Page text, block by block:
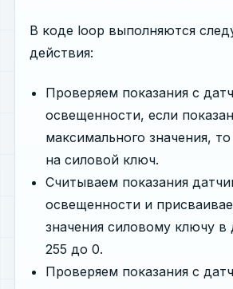
В коде loop выполняются
действия:
Проверяем показания с
освещенности, если
максимального значения,
на силовой ключ.
Считываем показания
освещенности и
значения силовому ключу в
255 до 0.
Проверяем показания с